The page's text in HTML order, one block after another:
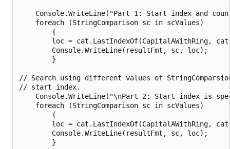
Console.WriteLine("Part 1: Start index and
    foreach (StringComparison sc in scValues)
        {
loc = cat.LastIndexOf(CapitalAWithRing,
        Console.WriteLine(resultFmt, sc, loc);
        }
// Search using different values of
// start index.
Console.WriteLine("\nPart 2: Start index is
    foreach (StringComparison sc in scValues)
        {
loc = cat.LastIndexOf(CapitalAWithRing,
        Console.WriteLine(resultFmt, sc, loc);
        }